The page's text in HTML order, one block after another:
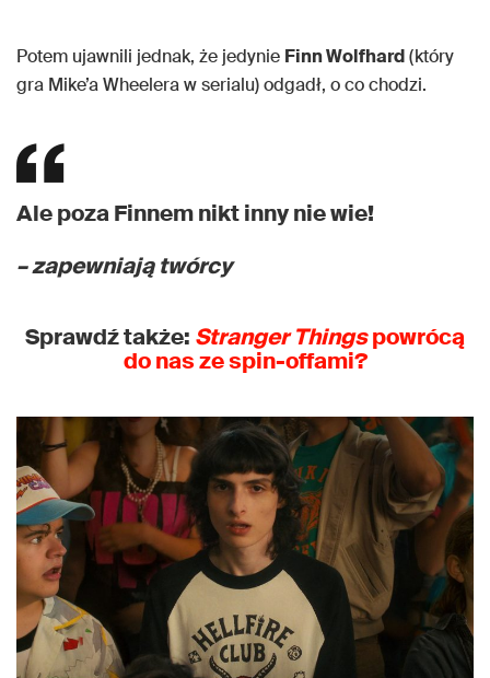
Potem ujawnili jednak, że jedynie Finn Wolfhard(który
gra Mike’a Wheelera w serialu) odgadł, o co chodzi.
Ale poza Finnem nikt inny nie wie!
– zapewniają twórcy
Sprawdź także: Stranger Thingspowrócą
do nas ze spin-offami?